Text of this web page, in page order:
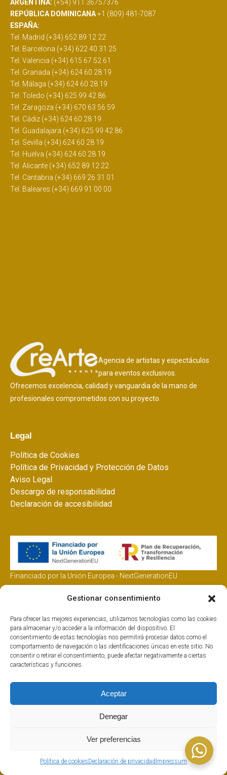
Gestionar consentimiento
Para ofrecer las mejores experiencias, utilizamos tecnologías como las cookies
para almacenar y/o acceder a la información del dispositivo. El
consentimiento de estas tecnologías nos permitirá procesar datos como el
comportamiento de navegación o las identificaciones únicas en este sitio. No
consentir o retirar el consentimiento, puede afectar negativamente a ciertas
características y funciones.
Aceptar
Denegar
Ver preferencias
Política de cookiesDeclaración de privacidad Impressum
ARGENTINA: (+54) 911 36757376
REPÚBLICA DOMINICANA+1 (809) 481-7087
ESPAÑA:
Tel. Madrid (+34) 652 89 12 22
Tel. Barcelona (+34) 622 40 31 25
Tel. Valencia (+34) 615 67 52 61
Tel. Granada (+34) 624 60 28 19
Tel. Málaga (+34) 624 60 28 19
Tel. Toledo (+34) 625 99 42 86
Tel. Zaragoza (+34) 670 63 56 59
Tel. Cádiz (+34) 624 60 28 19
Tel. Guadalajara (+34) 625 99 42 86
Tel. Sevilla (+34) 624 60 28 19
Tel. Huelva (+34) 624 60 28 19
Tel. Alicante (+34) 652 89 12 22
Tel. Cantabria (+34) 669 26 31 01
Tel. Baleares (+34) 669 91 00 00
Agencia de artistas y espectáculos
para eventos exclusivos.
Ofrecemos excelencia, calidad y vanguardia de la mano de
profesionales comprometidos con su proyecto.
Legal
Política de Cookies
Política de Privacidad y Protección de Datos
Aviso Legal
Descargo de responsabilidad
Declaración de accesibilidad
Financiado por la Unión Europea - NextGenerationEU
Dirección de correo electrónico:
He leído y acepto la Política de Privacidad
: JUAN CARLOS ORTIZ DE LA RICA
: Gestionar el alta a esta suscripción y remitir boletines
periódicos+info